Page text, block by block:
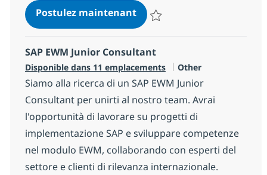
Postulez maintenantSAP MM Junior Consultant
SAP EWM Junior Consultant
Disponible dans 11 emplacements Catégorie
Other
Siamo alla ricerca di un SAP EWM Junior
Consultant per unirti al nostro team. Avrai
l'opportunità di lavorare su progetti di
implementazione SAP e sviluppare competenze
nel modulo EWM, collaborando con esperti del
settore e clienti di rilevanza internazionale.